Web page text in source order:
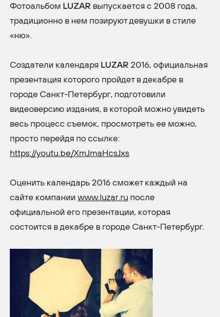
Фотоальбом LUZAR выпускается с 2008 года,
традиционно в нем позируют девушки в стиле
«ню».
Создатели календаря LUZAR 2016, официальная
презентация которого пройдет в декабре в
городе Санкт-Петербург, подготовили
видеоверсию издания, в которой можно увидеть
весь процесс съемок, просмотреть ее можно,
просто перейдя по ссылке:
https://youtu.be/XmJmaHcsJxs
Оценить календарь 2016 сможет каждый на
сайте компании www.luzar.ru после
официальной его презентации, которая
состоится в декабре в городе Санкт-Петербург.